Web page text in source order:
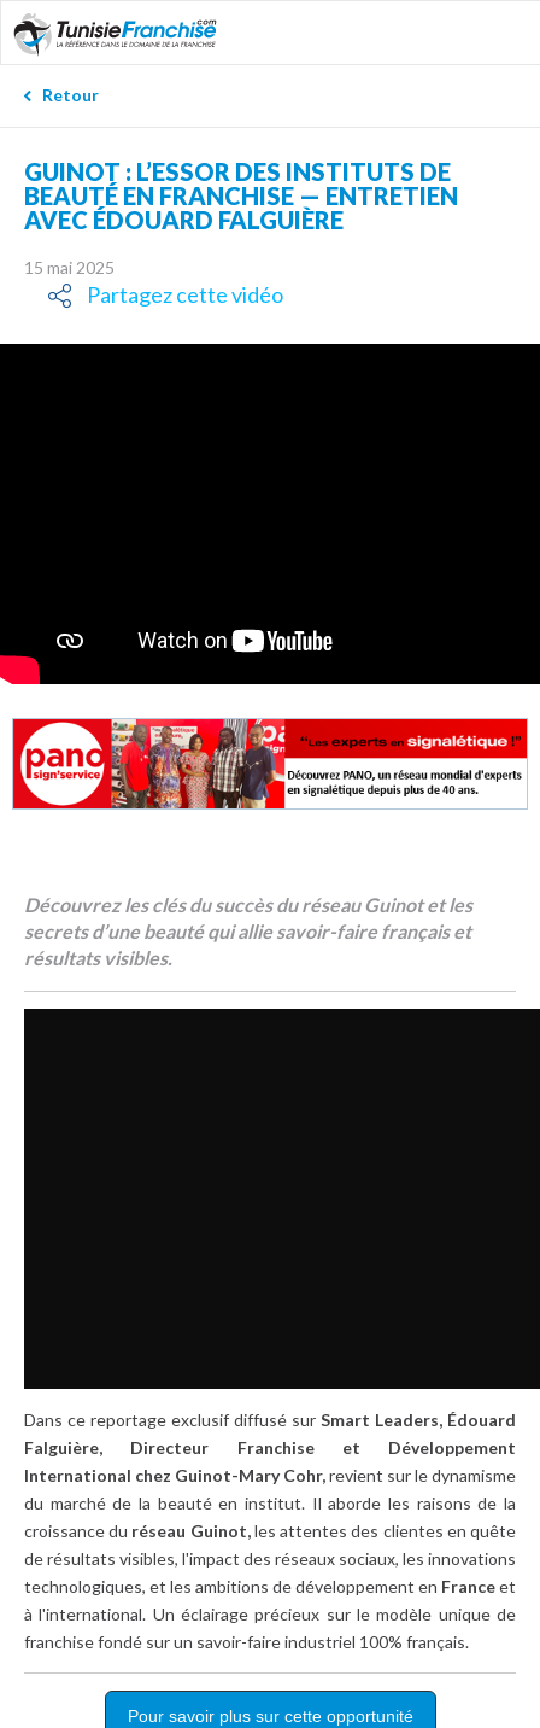
Retour
GUINOT : L’ESSOR DES INSTITUTS DE
BEAUTÉ EN FRANCHISE — ENTRETIEN
AVEC ÉDOUARD FALGUIÈRE
15 mai 2025
Partagez cette vidéo
Découvrez les clés du succès du réseau Guinot et les
secrets d’une beauté qui allie savoir-faire français et
résultats visibles.
Dans ce reportage exclusif diffusé sur Smart Leaders, Édouard
Falguière, Directeur Franchise et Développement
International chez Guinot-Mary Cohr,revient sur le dynamisme
du marché de la beauté en institut. Il aborde les raisons de la
croissance du réseau Guinot,les attentes des clientes en quête
de résultats visibles, l'impact des réseaux sociaux, les innovations
technologiques, et les ambitions de développement en Franceet
à l'international. Un éclairage précieux sur le modèle unique de
franchise fondé sur un savoir-faire industriel 100% français.
Pour savoir plus sur cette opportunité